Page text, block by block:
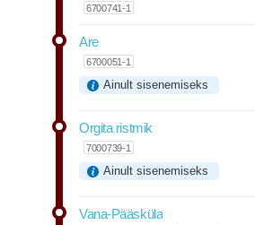
6700741-1
Are
6700051-1
Ainult sisenemiseks
Orgita ristmik
7000739-1
Ainult sisenemiseks
Vana-Pääsküla